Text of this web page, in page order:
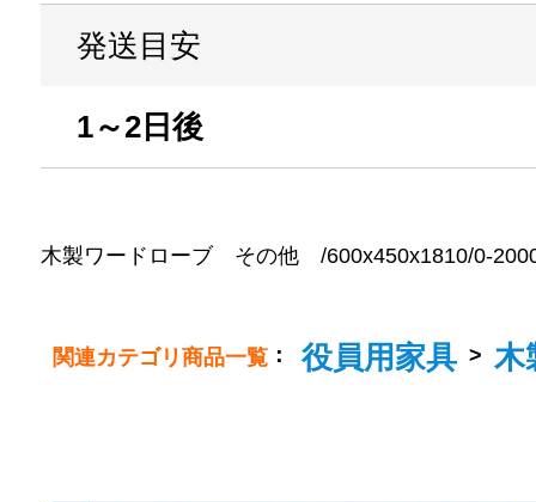
発送目安
1～2日後
木製ワードローブ その他 /600x450x1810/0-
関連カテゴリ商品一覧 ： 役員用家具 > 木